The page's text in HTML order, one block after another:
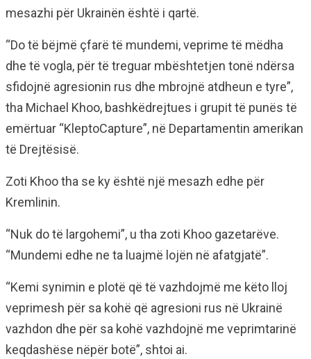
mesazhi për Ukrainën është i qartë.
“Do të bëjmë çfarë të mundemi, veprime të mëdha
dhe të vogla, për të treguar mbështetjen tonë ndërsa
sfidojnë agresionin rus dhe mbrojnë atdheun e tyre”,
tha Michael Khoo, bashkëdrejtues i grupit të punës të
emërtuar “KleptoCapture”, në Departamentin amerikan
të Drejtësisë.
Zoti Khoo tha se ky është një mesazh edhe për
Kremlinin.
“Nuk do të largohemi”, u tha zoti Khoo gazetarëve.
“Mundemi edhe ne ta luajmë lojën në afatgjatë”.
“Kemi synimin e plotë që të vazhdojmë me këto lloj
veprimesh për sa kohë që agresioni rus në Ukrainë
vazhdon dhe për sa kohë vazhdojnë me veprimtarinë
keqdashëse nëpër botë”, shtoi ai.